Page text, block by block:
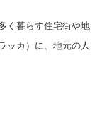
く暮らす住宅街や地
ッカ）に、地元の人